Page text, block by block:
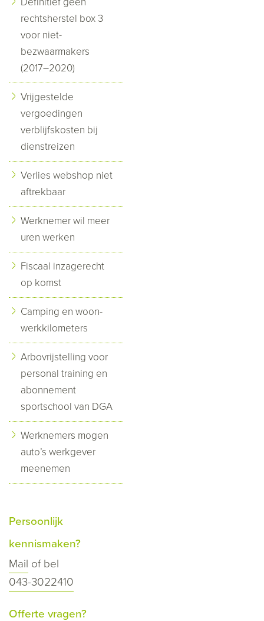
rechtsherstel box 3
voor niet-
bezwaarmakers
(2017–2020)
Vrijgestelde
vergoedingen
verblijfskosten bij
dienstreizen
Verlies webshop niet
aftrekbaar
Werknemer wil meer
uren werken
Fiscaal inzagerecht
op komst
Camping en woon-
werkkilometers
Arbovrijstelling voor
personal training en
abonnement
sportschool van DGA
Werknemers mogen
auto’s werkgever
meenemen
Persoonlijk
kennismaken?
Mail of bel
043-3022410
Offerte vragen?